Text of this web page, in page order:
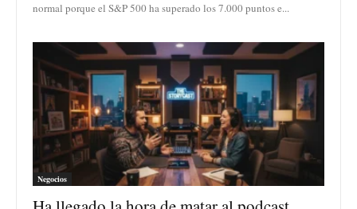
normal porque el S&P 500 ha superado los 7.000 puntos e...
Negocios